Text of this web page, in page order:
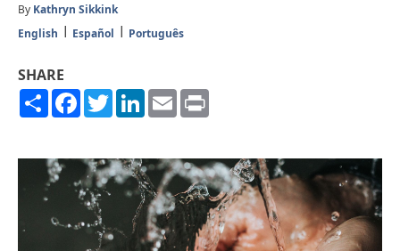
By Kathryn Sikkink
English
Español Português
SHARE
ShareFacebook
TwitterLinkedIn
Email